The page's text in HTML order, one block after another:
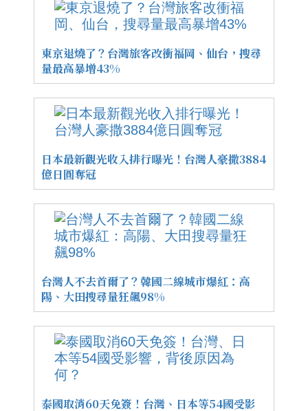
東京退燒了？台灣旅客改衝福岡、仙台，搜尋
量最高暴增43%
日本最新觀光收入排行曝光！台灣人豪撒3884
億日圓奪冠
台灣人不去首爾了？韓國二線城市爆紅：高
陽、大田搜尋量狂飆98%
泰國取消60天免簽！台灣、日本等54國受影